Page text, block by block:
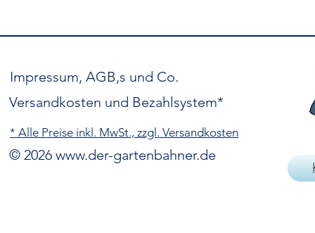
Impressum, AGB,s und Co.
Versandkosten und Bezahlsystem*
* Alle Preise inkl. MwSt., zzgl. Versandkosten
© 2026 www.der-gartenbahner.de